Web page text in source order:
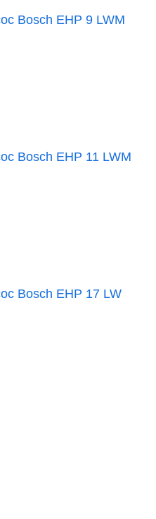
Bosch EHP 9 LWM
Bosch EHP 11 LWM
Bosch EHP 17 LW